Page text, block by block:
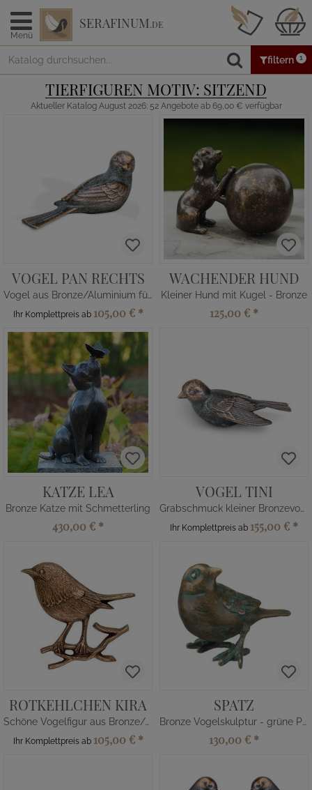
Menü
SERAFINUM.DE
filtern 1
TIERFIGUREN MOTIV: SITZEND
Aktueller Katalog August 2026: 52 Angebote ab 69,00 € verfügbar
VOGEL PAN RECHTS
Vogel aus Bronze/Aluminium für Grab
Ihr Komplettpreis ab 105,00 € *
WACHENDER HUND
Kleiner Hund mit Kugel - Bronze
125,00 € *
KATZE LEA
Bronze Katze mit Schmetterling
430,00 € *
VOGEL TINI
Grabschmuck kleiner Bronzevogel
Ihr Komplettpreis ab 155,00 € *
ROTKEHLCHEN KIRA
Schöne Vogelfigur aus Bronze/Alu
Ihr Komplettpreis ab 105,00 € *
SPATZ
Bronze Vogelskulptur - grüne Patina
130,00 € *